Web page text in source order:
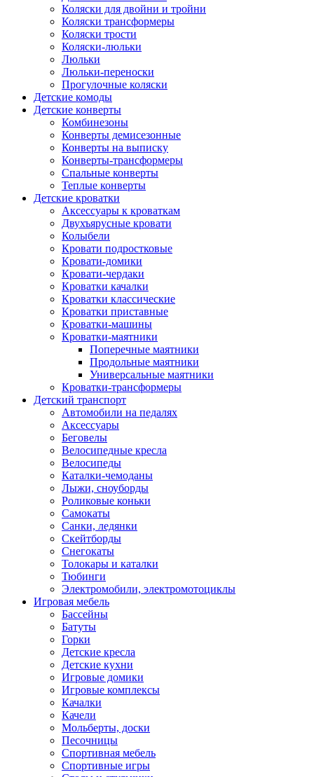
Коляски для двойни и тройни
Коляски трансформеры
Коляски трости
Коляски-люльки
Люльки
Люльки-переноски
Прогулочные коляски
Детские комоды
Детские конверты
Комбинезоны
Конверты демисезонные
Конверты на выписку
Конверты-трансформеры
Спальные конверты
Теплые конверты
Детские кроватки
Аксессуары к кроваткам
Двухъярусные кровати
Колыбели
Кровати подростковые
Кровати-домики
Кровати-чердаки
Кроватки качалки
Кроватки классические
Кроватки приставные
Кроватки-машины
Кроватки-маятники
Поперечные маятники
Продольные маятники
Универсальные маятники
Кроватки-трансформеры
Детский транспорт
Автомобили на педалях
Аксессуары
Беговелы
Велосипедные кресла
Велосипеды
Каталки-чемоданы
Лыжи, сноуборды
Роликовые коньки
Самокаты
Санки, ледянки
Скейтборды
Снегокаты
Толокары и каталки
Тюбинги
Электромобили, электромотоциклы
Игровая мебель
Бассейны
Батуты
Горки
Детские кресла
Детские кухни
Игровые домики
Игровые комплексы
Качалки
Качели
Мольберты, доски
Песочницы
Спортивная мебель
Спортивные игры